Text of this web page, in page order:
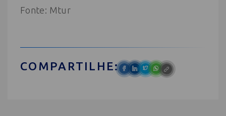
Fonte: Mtur
COMPARTILHE: